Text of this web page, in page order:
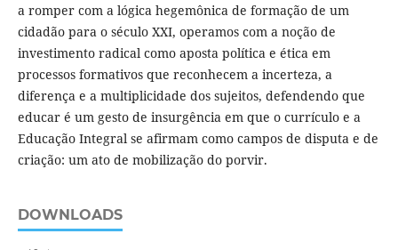
a romper com a lógica hegemônica de formação de um
cidadão para o século XXI, operamos com a noção de
investimento radical como aposta política e ética em
processos formativos que reconhecem a incerteza, a
diferença e a multiplicidade dos sujeitos, defendendo que
educar é um gesto de insurgência em que o currículo e a
Educação Integral se afirmam como campos de disputa e de
criação: um ato de mobilização do porvir.
DOWNLOADS